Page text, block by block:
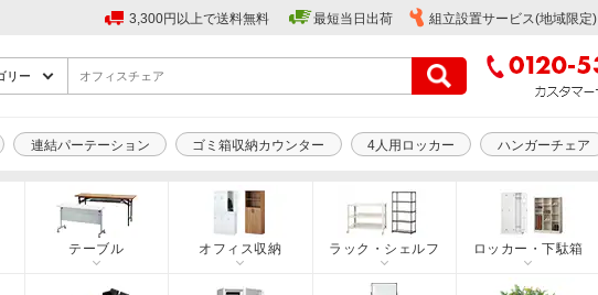
3,300円以上で送料無料 最短当日出荷 組立設置サービス(地域限定)
連結パーテーション ゴミ箱収納カウンター 4人用ロッカー ハンガーチェア
テーブル オフィス収納 ラック・シェルフ ロッカー・下駄箱